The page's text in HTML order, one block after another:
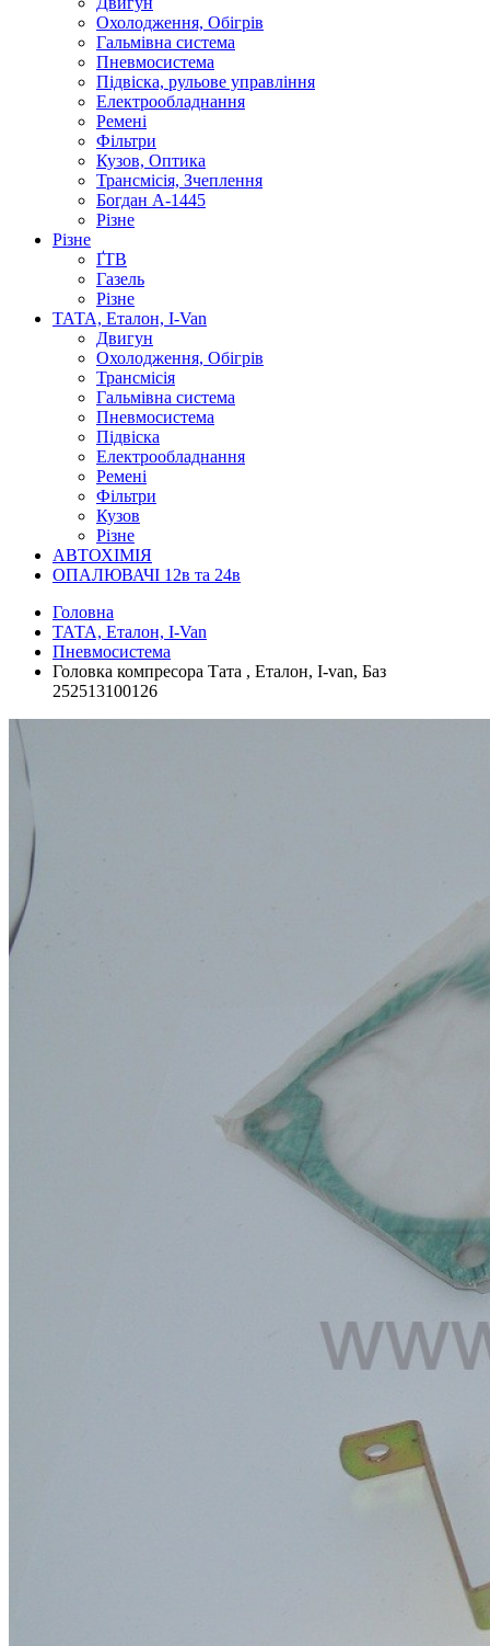
Охолодження, Обігрів
Гальмівна система
Пневмосистема
Підвіска, рульове управління
Електрообладнання
Ремені
Фільтри
Кузов, Оптика
Трансмісія, Зчеплення
Богдан А-1445
Різне
Різне
ҐТВ
Газель
Різне
ТАТА, Еталон, I-Van
Двигун
Охолодження, Обігрів
Трансмісія
Гальмівна система
Пневмосистема
Підвіска
Електрообладнання
Ремені
Фільтри
Кузов
Різне
АВТОХІМІЯ
ОПАЛЮВАЧІ 12в та 24в
Головна
ТАТА, Еталон, I-Van
Пневмосистема
Головка компресора Тата , Еталон, I-van, Баз
252513100126